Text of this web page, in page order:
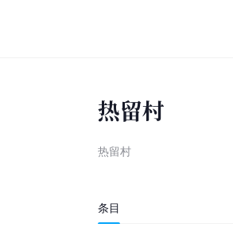
热留村
热留村
条目